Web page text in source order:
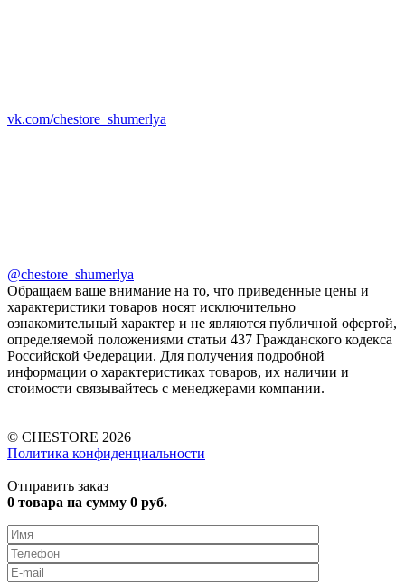
vk.com/chestore_shumerlya
@chestore_shumerlya
Обращаем ваше внимание на то, что приведенные цены и
характеристики товаров носят исключительно
ознакомительный характер и не являются публичной офертой,
определяемой положениями статьи 437 Гражданского кодекса
Российской Федерации. Для получения подробной
информации о характеристиках товаров, их наличии и
стоимости связывайтесь с менеджерами компании.
© CHESTORE 2026
Политика конфиденциальности
Отправить заказ
0 товара на сумму 0 руб.